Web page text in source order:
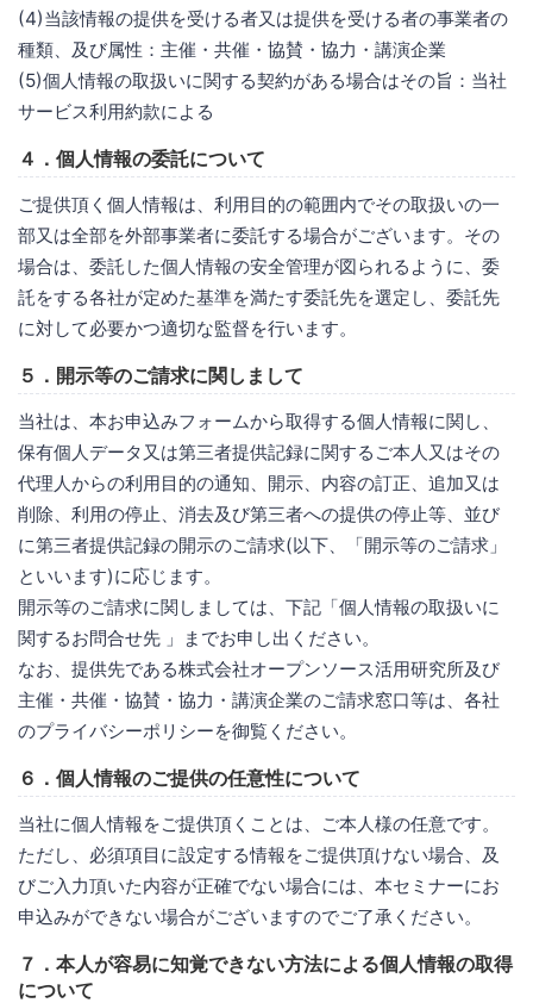
(4)当該情報の提供を受ける者又は提供を受ける者の事業者の
種類、及び属性：主催・共催・協賛・協力・講演企業
(5)個人情報の取扱いに関する契約がある場合はその旨：当社
サービス利用約款による
４．個人情報の委託について
ご提供頂く個人情報は、利用目的の範囲内でその取扱いの一
部又は全部を外部事業者に委託する場合がございます。その
場合は、委託した個人情報の安全管理が図られるように、委
託をする各社が定めた基準を満たす委託先を選定し、委託先
に対して必要かつ適切な監督を行います。
５．開示等のご請求に関しまして
当社は、本お申込みフォームから取得する個人情報に関し、
保有個人データ又は第三者提供記録に関するご本人又はその
代理人からの利用目的の通知、開示、内容の訂正、追加又は
削除、利用の停止、消去及び第三者への提供の停止等、並び
に第三者提供記録の開示のご請求(以下、「開示等のご請求」
といいます)に応じます。
開示等のご請求に関しましては、下記「個人情報の取扱いに
関するお問合せ先 」までお申し出ください。
なお、提供先である株式会社オープンソース活用研究所及び
主催・共催・協賛・協力・講演企業のご請求窓口等は、各社
のプライバシーポリシーを御覧ください。
６．個人情報のご提供の任意性について
当社に個人情報をご提供頂くことは、ご本人様の任意です。
ただし、必須項目に設定する情報をご提供頂けない場合、及
びご入力頂いた内容が正確でない場合には、本セミナーにお
申込みができない場合がございますのでご了承ください。
７．本人が容易に知覚できない方法による個人情報の取得
について